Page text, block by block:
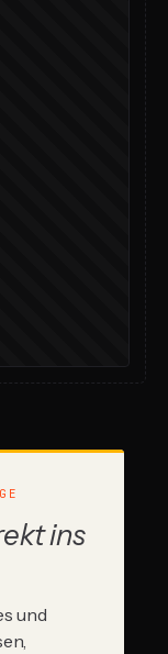
ins
und